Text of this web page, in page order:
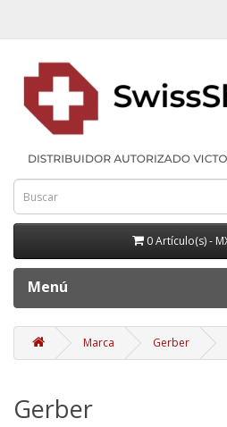
0 Artículo(s) -
Menú
Marca Gerber
Gerber